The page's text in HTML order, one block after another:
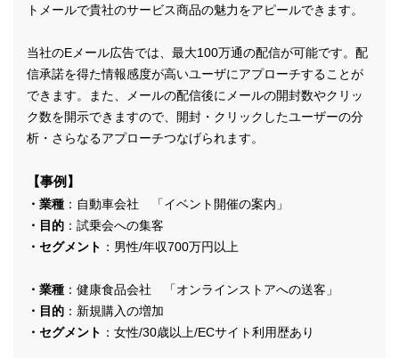
トメールで貴社のサービス商品の魅力をアピールできます。
当社のEメール広告では、最大100万通の配信が可能です。配
信承諾を得た情報感度が高いユーザにアプローチすることが
できます。また、メールの配信後にメールの開封数やクリッ
ク数を開示できますので、開封・クリックしたユーザーの分
析・さらなるアプローチつなげられます。
【事例】
・業種 ：自動車会社 「イベント開催の案内」
・目的 ：試乗会への集客
・セグメント ：男性/年収700万円以上
・業種 ：健康食品会社 「オンラインストアへの送客」
・目的 ：新規購入の増加
・セグメント ：女性/30歳以上/ECサイト利用歴あり